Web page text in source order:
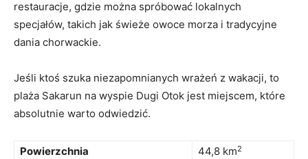
restauracje, gdzie można spróbować lokalnych‍
specjałów, takich jak świeże‌ owoce morza i tradycyjne
dania⁢ chorwackie.
Jeśli ktoś szuka ‍niezapomnianych ⁣wrażeń z wakacji, to
plaża Sakarun na wyspie Dugi Otok jest miejscem, które
absolutnie warto ⁣odwiedzić.
Powierzchnia 44,8 km2